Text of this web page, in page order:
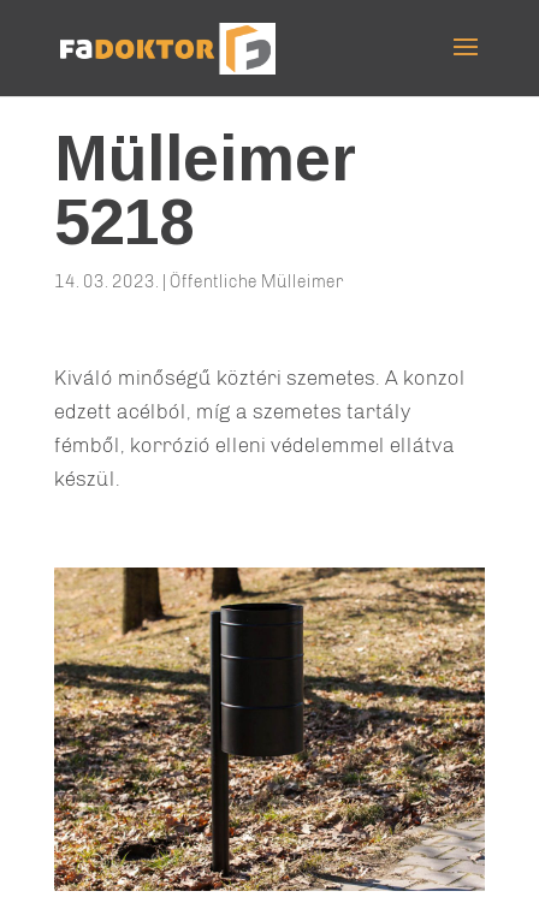
Mülleimer
5218
14. 03. 2023. Öffentliche Mülleimer
Kiváló minőségű köztéri szemetes. A konzol
edzett acélból, míg a szemetes tartály
fémből, korrózió elleni védelemmel ellátva
készül.